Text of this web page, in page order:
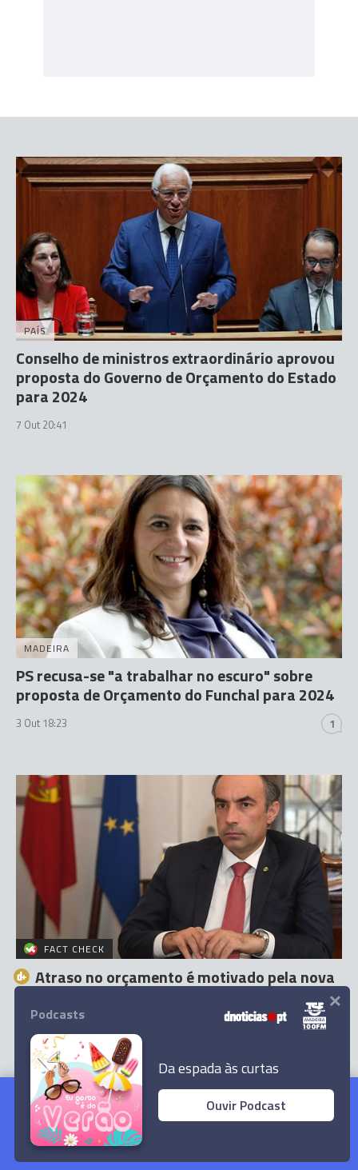
Conselho de ministros extraordinário aprovou
proposta do Governo de Orçamento do Estado
para 2024
Ler Artigo
PAÍS
Conselho de ministros extraordinário aprovou
proposta do Governo de Orçamento do Estado
para 2024
7 Out 20:41
MADEIRA
PS recusa-se "a trabalhar no escuro" sobre
proposta de Orçamento do Funchal para 2024
3 Out 18:23 1
FACT CHECK
Atraso no orçamento é motivado pela nova
orgânica do governo e pelo Orçamento de
Estado?
3 Out 17:00
Podcasts
Da espada às curtas
Ouvir Podcast
×